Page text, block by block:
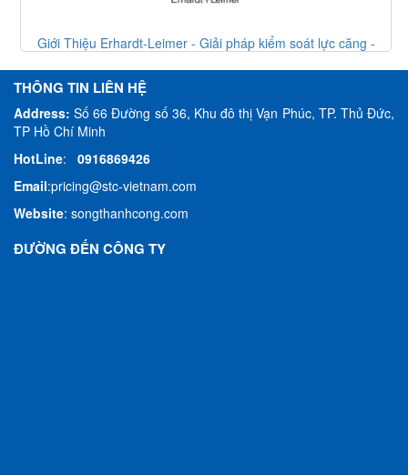
Giới Thiệu Erhardt-Leimer - Giải pháp kiểm soát lực căng -
THÔNG TIN LIÊN HỆ
Address:Số 66 Đường số 36, Khu đô thị Vạn Phúc, TP. Thủ Đức,
TP Hồ Chí Minh
HotLine: 0916869426
Email:pricing@stc-vietnam.com
Website: songthanhcong.com
ĐƯỜNG ĐẾN CÔNG TY